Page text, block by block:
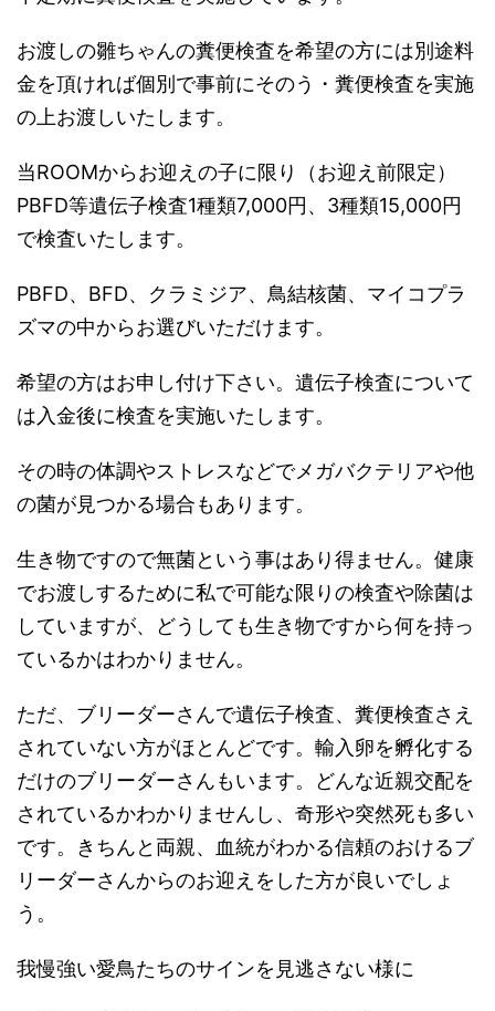
お渡しの雛ちゃんの糞便検査を希望の方には別途料
金を頂ければ個別で事前にそのう・糞便検査を実施
の上お渡しいたします。
当ROOMからお迎えの子に限り（お迎え前限定）
PBFD等遺伝子検査1種類7,000円、3種類15,000円
で検査いたします。
PBFD、BFD、クラミジア、鳥結核菌、マイコプラ
ズマの中からお選びいただけます。
希望の方はお申し付け下さい。遺伝子検査について
は入金後に検査を実施いたします。
その時の体調やストレスなどでメガバクテリアや他
の菌が見つかる場合もあります。
生き物ですので無菌という事はあり得ません。健康
でお渡しするために私で可能な限りの検査や除菌は
していますが、どうしても生き物ですから何を持っ
ているかはわかりません。
ただ、ブリーダーさんで遺伝子検査、糞便検査さえ
されていない方がほとんどです。輸入卵を孵化する
だけのブリーダーさんもいます。どんな近親交配を
されているかわかりませんし、奇形や突然死も多い
です。きちんと両親、血統がわかる信頼のおけるブ
リーダーさんからのお迎えをした方が良いでしょ
う。
我慢強い愛鳥たちのサインを見逃さない様に